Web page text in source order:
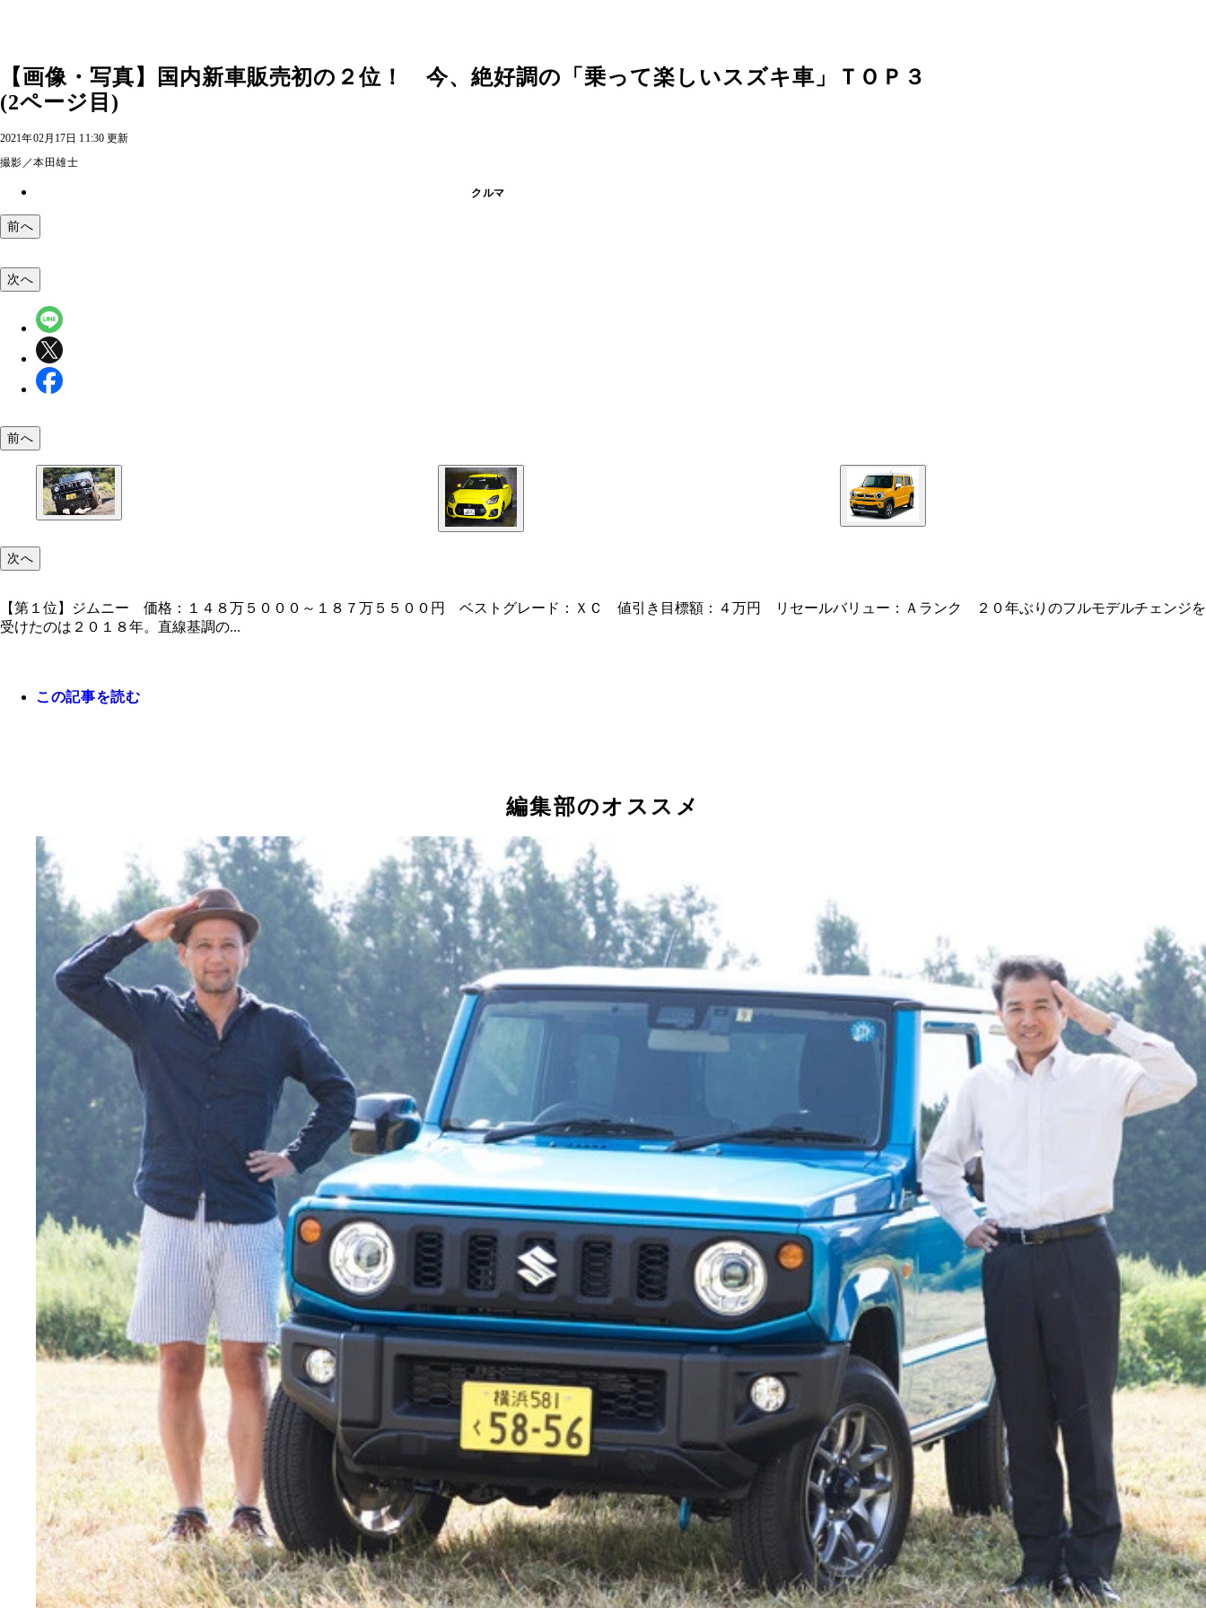
【画像・写真】国内新車販売初の２位！ 今、絶好調の「乗って楽しいスズキ車」ＴＯＰ３
(2ページ目)
2021年02月17日 11:30 更新
撮影／本田雄士
クルマ
前へ
【第１位】ジムニー 価格：１４８万５０００～１８７万５５００円 ベストグレード：ＸＣ 値引き目標額：４万円 リセールバリュー：Ａランク ２０年ぶりのフルモデ
ンジを受けたのは２０１８年。直線基調の塊感のあるデザインと、ラダーフレームを採用する本格派に注文が殺到。販売店いわく「納期は最短で１年以内」
【第２位】スイフトスポーツ 価格：２０１万７４００～２０８万８９００円 ベストグレード：標準 値引き目標額：１１万円 リセールバリュー：Ｂランク 世界累計販
０万台を軽く突破しているコンパクトホットハッチ。９７０ｋｇの軽量ボディと６速ＭＴの組み合わせは、マジで男を刺激しまくる！
【第３位】ハスラー 価格：１３６万５１００～１８２万３８００円 ベストグレード：ハイブリッド Ｘターボ 値引き目標額：８万円 リセールバリュー：Ｂランク 現
ルは２０１９年に登場した２代目だ。初代は爆発的な人気を誇り、納車待ちが続いたほど。先進安全装備も充実している
次へ
前へ
次へ
【第１位】ジムニー 価格：１４８万５０００～１８７万５５００円 ベストグレード：ＸＣ 値引き目標額：４万円 リセールバリュー：Ａランク ２０年ぶりのフルモデルチェンジを
受けたのは２０１８年。直線基調の...
この記事を読む
編集部のオススメ